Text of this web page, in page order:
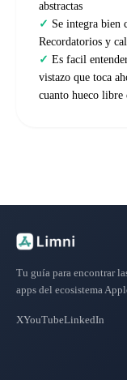
abstractas
Se integra bien
Recordatorios y
Es facil
vistazo que toca
cuanto hueco libre
Tu guía para encontrar
apps del ecosistema
XYouTubeLinkedIn